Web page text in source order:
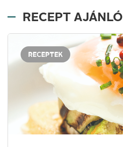
RECEPT AJÁNLÓ
RECEPTEK